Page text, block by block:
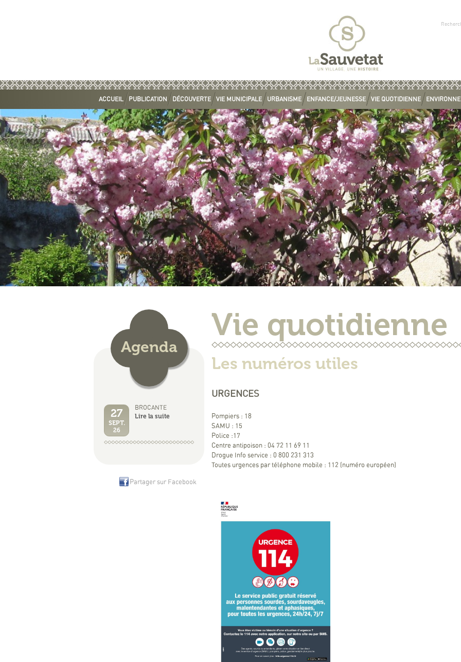
ACCUEIL PUBLICATION DÉCOUVERTE VIE MUNICIPALE URBANISME ENFANCE/JEUNESSE VIE QUOTIDIENNE
Agenda
27
SEPT.
26
BROCANTE
Lire la suite
Partager sur Facebook
Vie quotidienne
Les numéros utiles
URGENCES
Pompiers : 18
SAMU : 15
Police :17
Centre antipoison : 04 72 11 69 11
Drogue Info service : 0 800 231 313
Toutes urgences par téléphone mobile : 112 (numéro européen)